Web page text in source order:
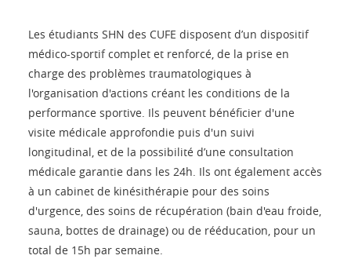
Les étudiants SHN des CUFE disposent d’un dispositif
médico-sportif complet et renforcé, de la prise en
charge des problèmes traumatologiques à
l'organisation d'actions créant les conditions de la
performance sportive. Ils peuvent bénéficier d'une
visite médicale approfondie puis d'un suivi
longitudinal, et de la possibilité d’une consultation
médicale garantie dans les 24h. Ils ont également accès
à un cabinet de kinésithérapie pour des soins
d'urgence, des soins de récupération (bain d'eau froide,
sauna, bottes de drainage) ou de rééducation, pour un
total de 15h par semaine.